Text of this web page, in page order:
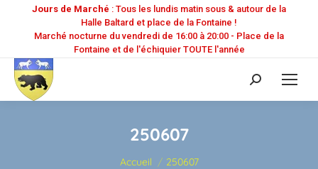
Jours de Marché : Tous les lundis matin sous & autour de la
Halle Baltard et place de la Fontaine !
Marché nocturne du vendredi de 16:00 à 20:00 - Place de la
Fontaine et de l'échiquier TOUTE l'année
Recherche
:
250607
Vous êtes ici :
Accueil 250607